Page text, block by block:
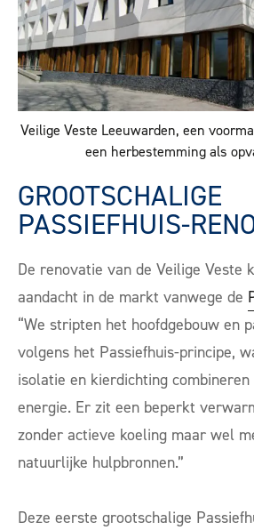
Veilige Veste Leeuwarden, een
een herbestemming als
GROOTSCHALIGE
PASSIEFHUIS-
De renovatie van de Veilige Veste
aandacht in de markt vanwege de
“We stripten het hoofdgebouw en
volgens het Passiefhuis-principe,
isolatie en kierdichting
energie. Er zit een beperkt
zonder actieve koeling maar wel
natuurlijke hulpbronnen.”
Deze eerste grootschalige